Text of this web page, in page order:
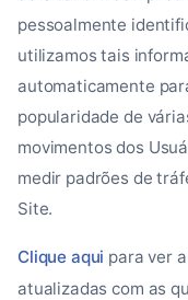
pessoalmente
utilizamos tais
automaticamente
popularidade de
movimentos dos
medir padrões de
Site.
Clique aqui para ver
atualizadas com as